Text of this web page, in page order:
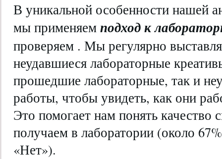
В уникальной особенности нашей
мы применяем подход к
проверяем . Мы регулярно
неудавшиеся лабораторные
прошедшие лабораторные, так и
работы, чтобы увидеть, как они
Это помогает нам понять качество
получаем в лаборатории (около
«Нет»).